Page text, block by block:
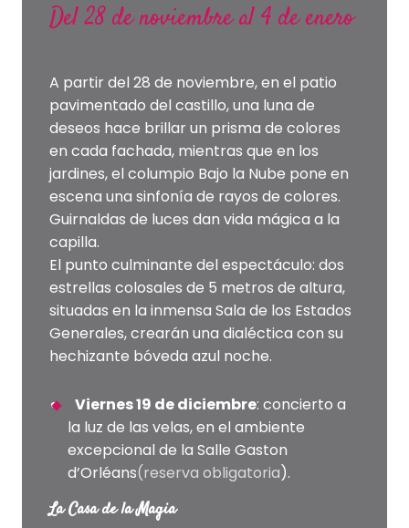
Del 28 de noviembre al 4 de enero
A partir del 28 de noviembre, en el patio
pavimentado del castillo, una luna de
deseos hace brillar un prisma de colores
en cada fachada, mientras que en los
jardines, el columpio Bajo la Nube pone en
escena una sinfonía de rayos de colores.
Guirnaldas de luces dan vida mágica a la
capilla.
El punto culminante del espectáculo: dos
estrellas colosales de 5 metros de altura,
situadas en la inmensa Sala de los Estados
Generales, crearán una dialéctica con su
hechizante bóveda azul noche.
Viernes 19 de diciembre: concierto a
la luz de las velas, en el ambiente
excepcional de la Salle Gaston
d’Orléans(reserva obligatoria).
La Casa de la Magia